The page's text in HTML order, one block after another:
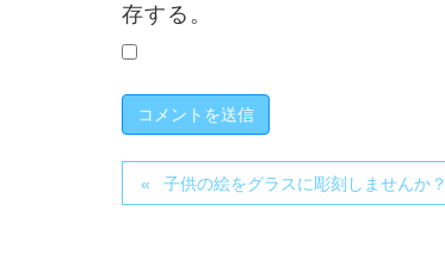
存する。
子供の絵をグラスに彫刻しませんか？